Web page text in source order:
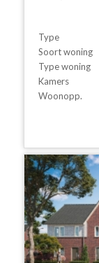
Type
Soort woning
Type woning
Kamers
Woonopp.